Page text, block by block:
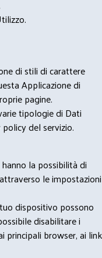
di stili di carattere
Applicazione di
pagine.
tipologie di Dati
del servizio.
la possibilità di
le impostazioni
dispositivo possono
disabilitare i
principali browser, ai link